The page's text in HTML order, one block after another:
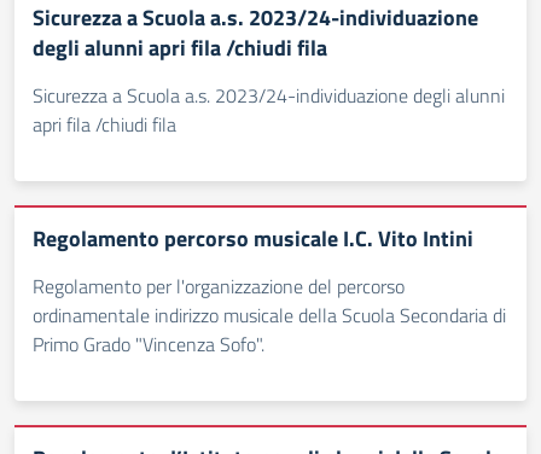
Sicurezza a Scuola a.s. 2023/24-individuazione
degli alunni apri fila /chiudi fila
Sicurezza a Scuola a.s. 2023/24-individuazione degli alunni
apri fila /chiudi fila
Regolamento percorso musicale I.C. Vito Intini
Regolamento per l'organizzazione del percorso
ordinamentale indirizzo musicale della Scuola Secondaria di
Primo Grado "Vincenza Sofo".